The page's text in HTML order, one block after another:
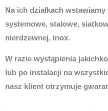
Na ich działkach
systemowe, stalowe,
nierdzewnej, inox.
W razie wystąpienia
lub po instalacji na
nasz klient otrzymuje